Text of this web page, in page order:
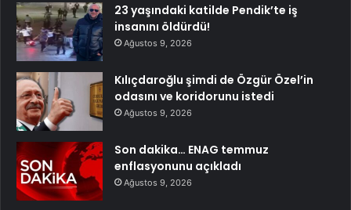
23 yaşındaki katilde Pendik’te iş
insanını öldürdü!
Ağustos 9, 2026
Kılıçdaroğlu şimdi de Özgür Özel’in
odasını ve koridorunu istedi
Ağustos 9, 2026
Son dakika… ENAG temmuz
enflasyonunu açıkladı
Ağustos 9, 2026